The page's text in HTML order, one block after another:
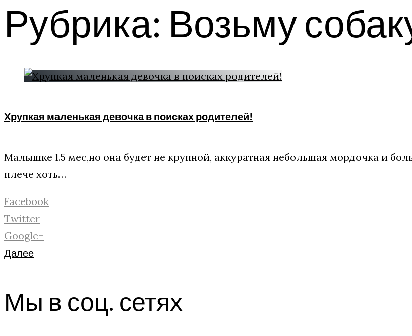
Рубрика: Возьму
Хрупкая маленькая девочка в поисках родителей!
Малышке 1.5 мес,но она будет не крупной, аккуратная небольшая мордочка и
плече хоть…
Facebook
Twitter
Google+
Далее
Мы в соц. сетях